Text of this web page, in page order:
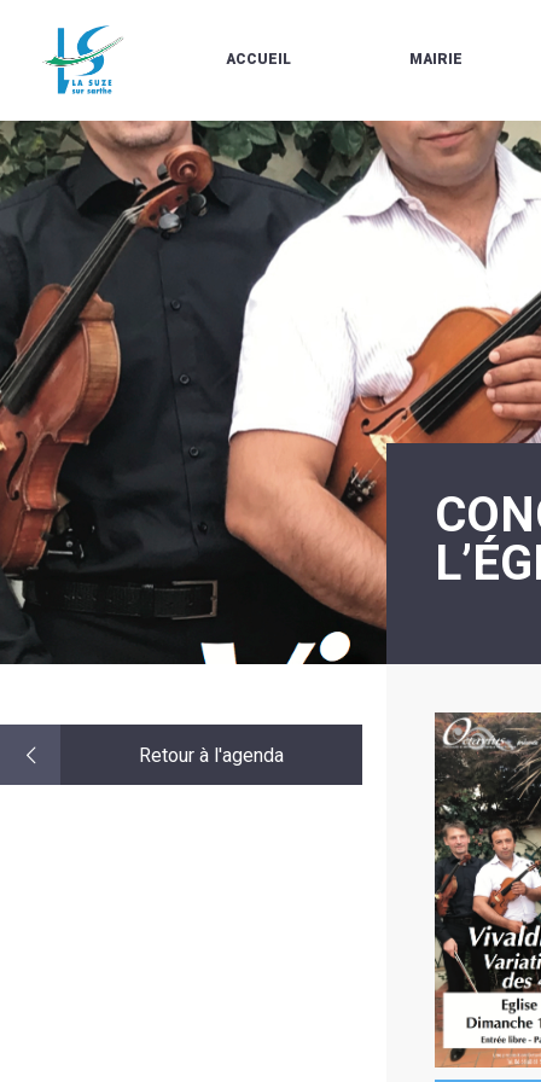
ACCUEIL
LE
MARCHÉ
À
PROPOS
DE
AGENDA
LA
SUZE
DÉBUT
20ÈME
MAIRIE
LES
ÉLUS
CONTACTS
HORAIRES
URBANISME/PLU
D'IDENTITÉ-
PASSEPORTS
LE
CMJ
RÉUNIONS
DU
CONSEIL
MUNICIPAL
ARRÊTÉS
ET
DÉCISIONS
DU
MAIRE
MOT
DE
LA
MINORITÉ
/
Retour à l'agenda